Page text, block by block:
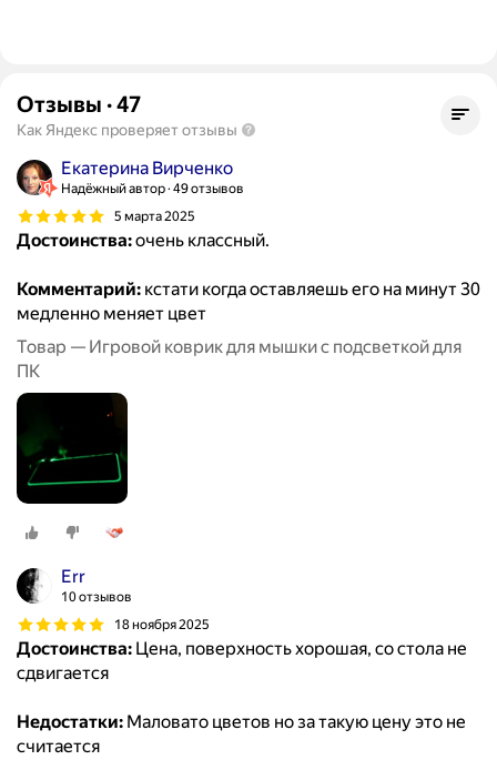
Отзывы ·47
Как Яндекс проверяет отзывы
Екатерина Вирченко
Надёжный автор 49 отзывов
5 марта 2025
Достоинства:очень классный.
Комментарий: кстати когда оставляешь его на минут 30
медленно меняет цвет
Товар — Игровой коврик для мышки с подсветкой для
ПК
Err
10 отзывов
18 ноября 2025
Достоинства: Цена, поверхность хорошая, со стола не
сдвигается
Недостатки: Маловато цветов но за такую цену это не
считается